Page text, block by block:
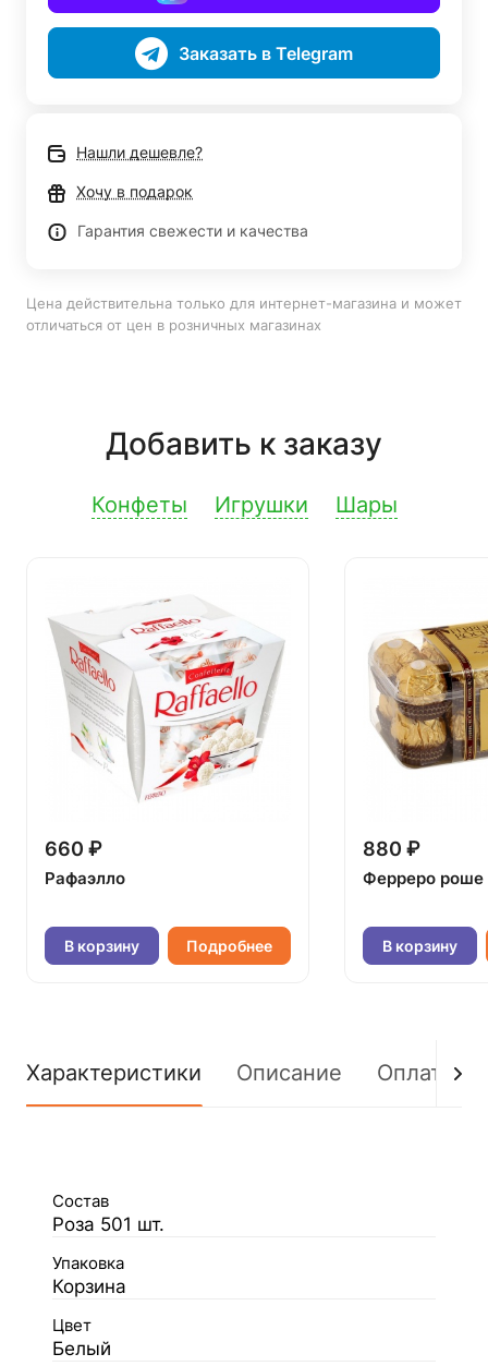
Заказать в Telegram
Нашли дешевле?
Хочу в подарок
Гарантия свежести и качества
Цена действительна только для интернет-магазина и может
отличаться от цен в розничных магазинах
Добавить к заказу
Конфеты Игрушки Шары
660 ₽
Рафаэлло
В корзину Подробнее
880 ₽
Ферреро роше
В корзину
Характеристики Описание Оплата
Состав
Роза 501 шт.
Упаковка
Корзина
Цвет
Белый